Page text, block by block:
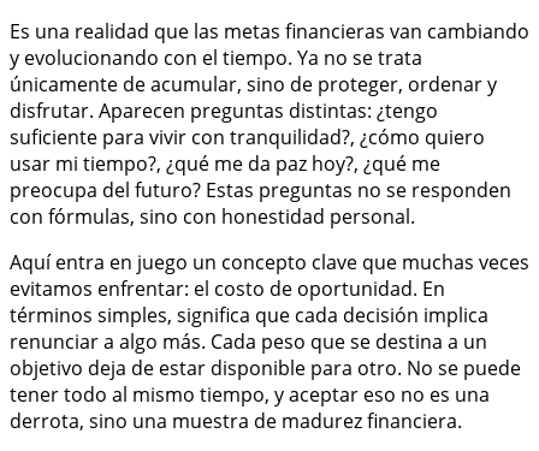
Es una realidad que las metas financieras van cambiando
y evolucionando con el tiempo. Ya no se trata
únicamente de acumular, sino de proteger, ordenar y
disfrutar. Aparecen preguntas distintas: ¿tengo
suficiente para vivir con tranquilidad?, ¿cómo quiero
usar mi tiempo?, ¿qué me da paz hoy?, ¿qué me
preocupa del futuro? Estas preguntas no se responden
con fórmulas, sino con honestidad personal.
Aquí entra en juego un concepto clave que muchas veces
evitamos enfrentar: el costo de oportunidad. En
términos simples, significa que cada decisión implica
renunciar a algo más. Cada peso que se destina a un
objetivo deja de estar disponible para otro. No se puede
tener todo al mismo tiempo, y aceptar eso no es una
derrota, sino una muestra de madurez financiera.